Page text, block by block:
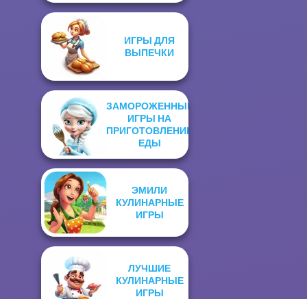
ИГРЫ ДЛЯ
ВЫПЕЧКИ
ЗАМОРОЖЕННЫЕ
ИГРЫ НА
ПРИГОТОВЛЕНИЕ
ЕДЫ
ЭМИЛИ
КУЛИНАРНЫЕ
ИГРЫ
ЛУЧШИЕ
КУЛИНАРНЫЕ
ИГРЫ